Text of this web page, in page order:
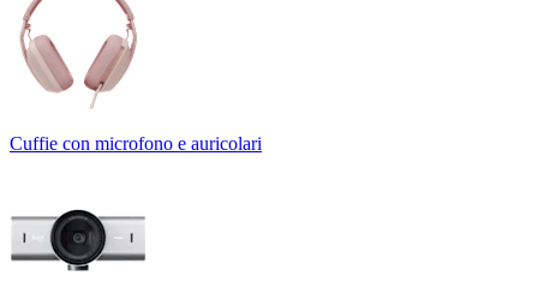
Cuffie con microfono e auricolari